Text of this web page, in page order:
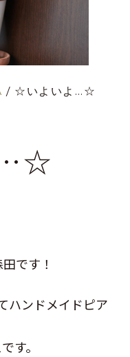
/ ☆いよいよ…☆
…☆
です！
ハンドメイドピア
す。